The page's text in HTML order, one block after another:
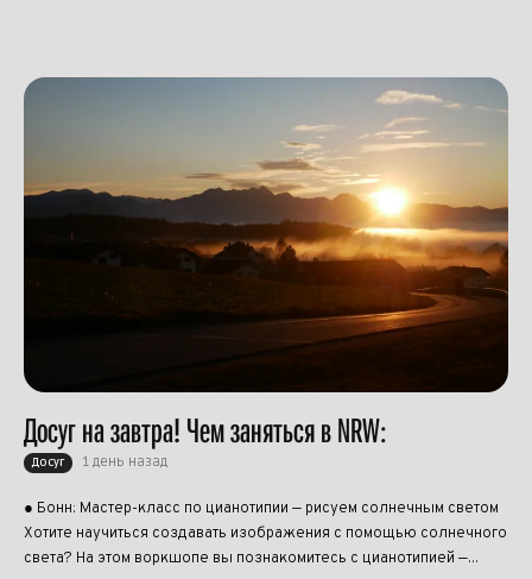
Досуг на завтра! Чем заняться в NRW:
Досуг 1 день назад
● Бонн: Мастер-класс по цианотипии — рисуем солнечным светом
Хотите научиться создавать изображения с помощью солнечного
света? На этом воркшопе вы познакомитесь с цианотипией —...